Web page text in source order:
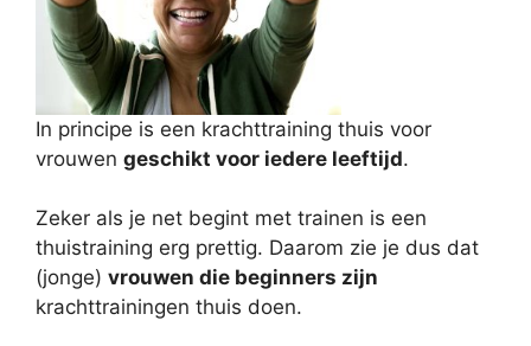
In principe is een krachttraining thuis voor
vrouwen geschikt voor iedere leeftijd.
Zeker als je net begint met trainen is een
thuistraining erg prettig. Daarom zie je dus dat
(jonge) vrouwen die beginners zijn
krachttrainingen thuis doen.